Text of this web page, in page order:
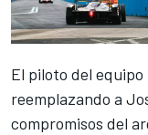
El piloto del equipo
reemplazando a
compromisos del